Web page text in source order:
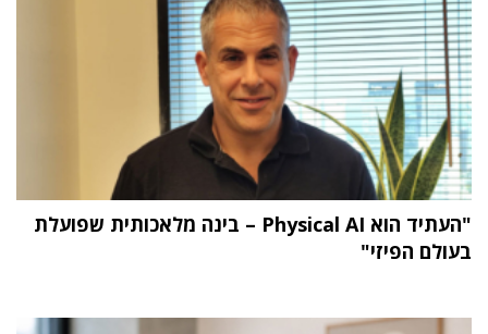
"העתיד הוא Physical AI – בינה מלאכותית שפועלת
בעולם הפיזי"